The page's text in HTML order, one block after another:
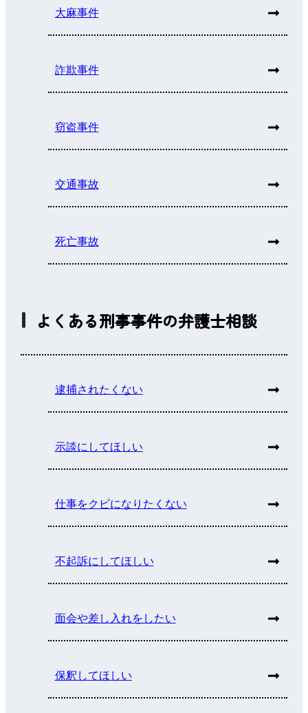
大麻事件
詐欺事件
窃盗事件
交通事故
死亡事故
よくある刑事事件の弁護士相談
逮捕されたくない
示談にしてほしい
仕事をクビになりたくない
不起訴にしてほしい
面会や差し入れをしたい
保釈してほしい